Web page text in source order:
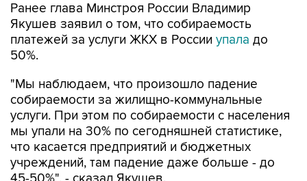
Ранее глава Минстроя России Владимир
Якушев заявил о том, что собираемость
платежей за услуги ЖКХ в России упала до
50%.
"Мы наблюдаем, что произошло падение
собираемости за жилищно-коммунальные
услуги. При этом по собираемости с населения
мы упали на 30% по сегодняшней статистике,
что касается предприятий и бюджетных
учреждений, там падение даже больше - до